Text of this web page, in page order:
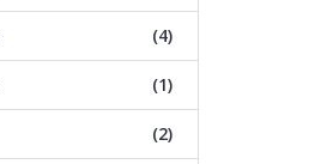
(4)
(1)
(2)